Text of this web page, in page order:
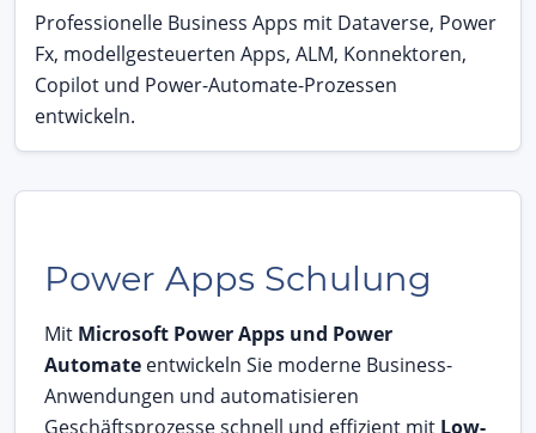
Professionelle Business Apps mit Dataverse, Power
Fx, modellgesteuerten Apps, ALM, Konnektoren,
Copilot und Power-Automate-Prozessen
entwickeln.
Power Apps Schulung
Mit Microsoft Power Apps und Power
Automate entwickeln Sie moderne Business-
Anwendungen und automatisieren
Geschäftsprozesse schnell und effizient mit Low-